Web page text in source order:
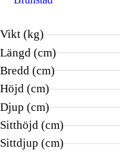
Vikt (kg)
Längd (cm)
Bredd (cm)
Höjd (cm)
Djup (cm)
Sitthöjd (cm)
Sittdjup (cm)